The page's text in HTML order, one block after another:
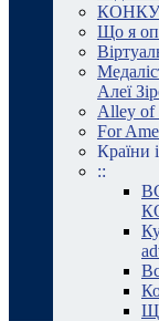
Що я
Алеї
Alley of
For
Країни
::